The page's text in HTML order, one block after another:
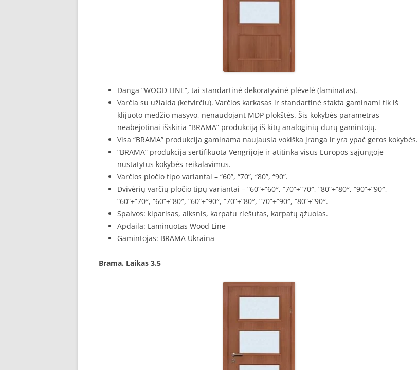
Danga “WOOD LINE”, tai standartinė dekoratyvinė plėvelė (laminatas).
Varčia su užlaida (ketvirčiu). Varčios karkasas ir standartinė stakta gaminami tik iš
klijuoto medžio masyvo, nenaudojant MDP plokštės. Šis kokybės parametras
neabejotinai išskiria “BRAMA” produkciją iš kitų analoginių durų gamintojų.
Visa “BRAMA” produkcija gaminama naujausia vokiška įranga ir yra ypač geros kokybės.
“BRAMA” produkcija sertifikuota Vengrijoje ir atitinka visus Europos sąjungoje
nustatytus kokybės reikalavimus.
Varčios pločio tipo variantai – “60”, “70”, “80”, “90”.
Dvivėrių varčių pločio tipų variantai – “60”+”60″, “70”+”70″, “80”+”80″, “90”+”90″,
“60”+”70″, “60”+”80″, “60”+”90″, “70”+”80″, “70”+”90″, “80”+”90″.
Spalvos: kiparisas, alksnis, karpatu riešutas, karpatų ąžuolas.
Apdaila: Laminuotas Wood Line
Gamintojas: BRAMA Ukraina
Brama. Laikas 3.5